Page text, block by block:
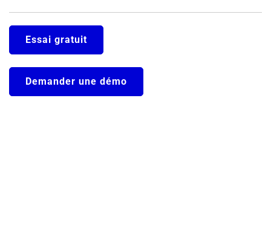
Essai gratuit
Demander une démo